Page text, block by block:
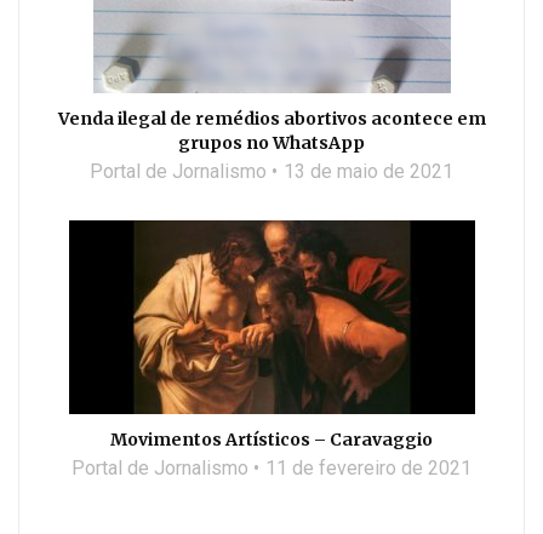
Venda ilegal de remédios abortivos acontece em
grupos no WhatsApp
Portal de Jornalismo 13 de maio de 2021
Movimentos Artísticos – Caravaggio
Portal de Jornalismo 11 de fevereiro de 2021